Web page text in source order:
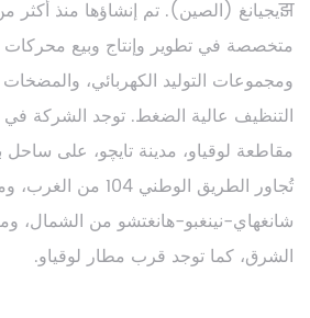
متخصصة في تطوير وإنتاج وبيع محركات
ومجموعات التوليد الكهربائي، والمضخات
التنظيف عالية الضغط. توجد الشركة في
مقاطعة لوقياو، مدينة تايچو، على
تُجاور الطريق الوطني
شانغهاي-نينغبو-هانغتشو من الشمال،
الشرق، كما توجد قرب مطار لوقياو.